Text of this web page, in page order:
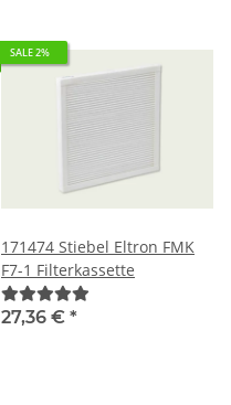
SALE 2%
171474 Stiebel Eltron FMK
F7-1 Filterkassette
27,36 € *